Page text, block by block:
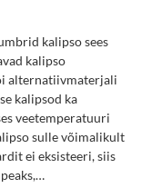
kalipso sees
kalipso
alternatiivmaterjali
kalipsod ka
veetemperatuuri
sulle võimalikult
ei eksisteeri, siis